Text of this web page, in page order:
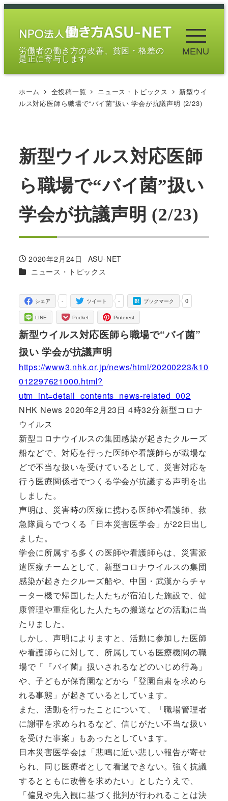
メ
労働者の働き方の改善、貧困・格差の
是正に寄与します
MENU
ホーム 全投稿一覧 ニュース・トピックス
新型ウイ
ルス対応医師ら職場で“バイ菌”扱い 学会が抗議声明 (2/23)
新型ウイルス対応医師
ら職場で“バイ菌”扱い
学会が抗議声明 (2/23)
投稿日
2020年2月24日
著
者
ASU-NET
カテゴリー
ニュース・トピックス
-
シェア -
ツイート 0
ブックマーク
LINE Pocket Pinterest
新型ウイルス対応医師ら職場で“バイ菌”
扱い 学会が抗議声明
https://www3.nhk.or.jp/news/html/20200223/k10
012297621000.html?
utm_int=detail_contents_news-related_002
NHK News 2020年2月23日 4時32分新型コロナ
ウイルス
新型コロナウイルスの集団感染が起きたクルーズ
船などで、対応を行った医師や看護師らが職場な
どで不当な扱いを受けているとして、災害対応を
行う医療関係者でつくる学会が抗議する声明を出
しました。
声明は、災害時の医療に携わる医師や看護師、救
急隊員らでつくる「日本災害医学会」が22日出し
ました。
学会に所属する多くの医師や看護師らは、災害派
遣医療チームとして、新型コロナウイルスの集団
感染が起きたクルーズ船や、中国・武漢からチャ
ーター機で帰国した人たちが宿泊した施設で、健
康管理や重症化した人たちの搬送などの活動に当
たりました。
しかし、声明によりますと、活動に参加した医師
や看護師らに対して、所属している医療機関の職
場で「『バイ菌』扱いされるなどのいじめ行為」
や、子どもが保育園などから「登園自粛を求めら
れる事態」が起きているとしています。
また、活動を行ったことについて、「職場管理者
に謝罪を求められるなど、信じがたい不当な扱い
を受けた事案」もあったとしています。
日本災害医学会は「悲鳴に近い悲しい報告が寄せ
られ、同じ医療者として看過できない。強く抗議
するとともに改善を求めたい」としたうえで、
「偏見や先入観に基づく批判が行われることは決